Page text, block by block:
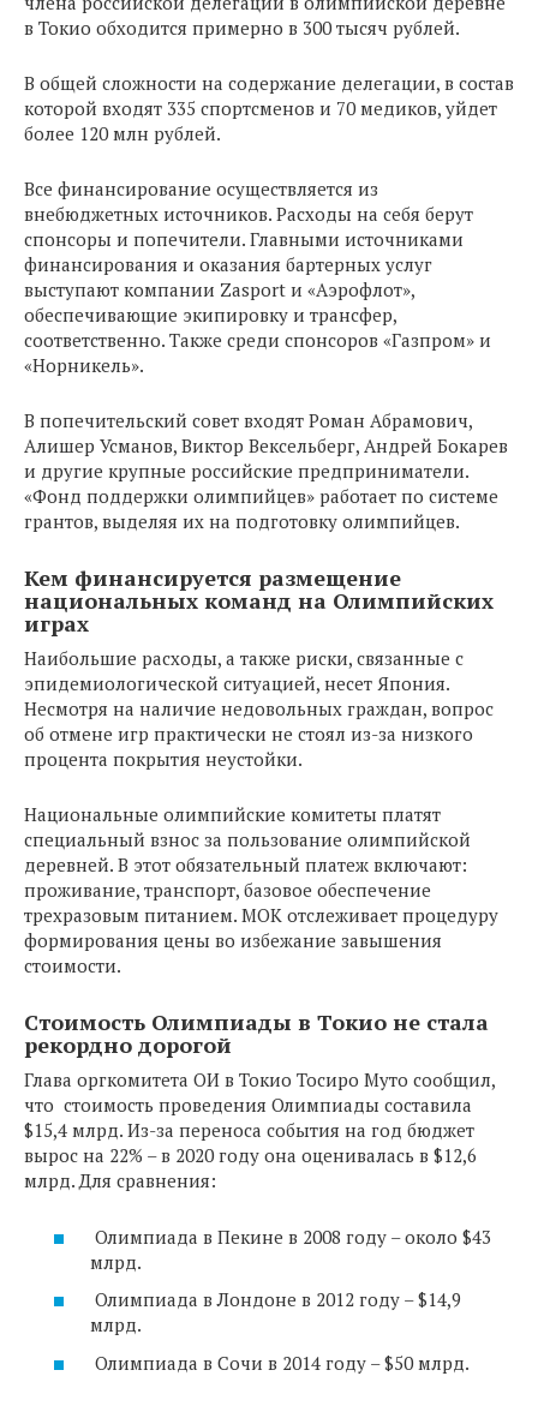
в Токио обходится примерно в 300 тысяч рублей.
В общей сложности на содержание делегации, в состав
которой входят 335 спортсменов и 70 медиков, уйдет
более 120 млн рублей.
Все финансирование осуществляется из
внебюджетных источников. Расходы на себя берут
спонсоры и попечители. Главными источниками
финансирования и оказания бартерных услуг
выступают компании Zasport и «Аэрофлот»,
обеспечивающие экипировку и трансфер,
соответственно. Также среди спонсоров «Газпром» и
«Норникель».
В попечительский совет входят Роман Абрамович,
Алишер Усманов, Виктор Вексельберг, Андрей Бокарев
и другие крупные российские предприниматели.
«Фонд поддержки олимпийцев» работает по системе
грантов, выделяя их на подготовку олимпийцев.
Кем финансируется размещение
национальных команд на Олимпийских
играх
Наибольшие расходы, а также риски, связанные с
эпидемиологической ситуацией, несет Япония.
Несмотря на наличие недовольных граждан, вопрос
об отмене игр практически не стоял из-за низкого
процента покрытия неустойки.
Национальные олимпийские комитеты платят
специальный взнос за пользование олимпийской
деревней. В этот обязательный платеж включают:
проживание, транспорт, базовое обеспечение
трехразовым питанием. МОК отслеживает процедуру
формирования цены во избежание завышения
стоимости.
Стоимость Олимпиады в Токио не стала
рекордно дорогой
Глава оргкомитета ОИ в Токио Тосиро Муто сообщил,
что стоимость проведения Олимпиады составила
$15,4 млрд. Из-за переноса события на год бюджет
вырос на 22% – в 2020 году она оценивалась в $12,6
млрд. Для сравнения:
Олимпиада в Пекине в 2008 году – около $43
млрд.
Олимпиада в Лондоне в 2012 году – $14,9
млрд.
Олимпиада в Сочи в 2014 году – $50 млрд.